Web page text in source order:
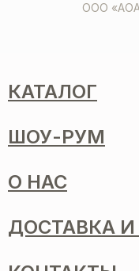
ООО
КАТАЛОГ
ШОУ-РУМ
О НАС
ДОСТАВКА